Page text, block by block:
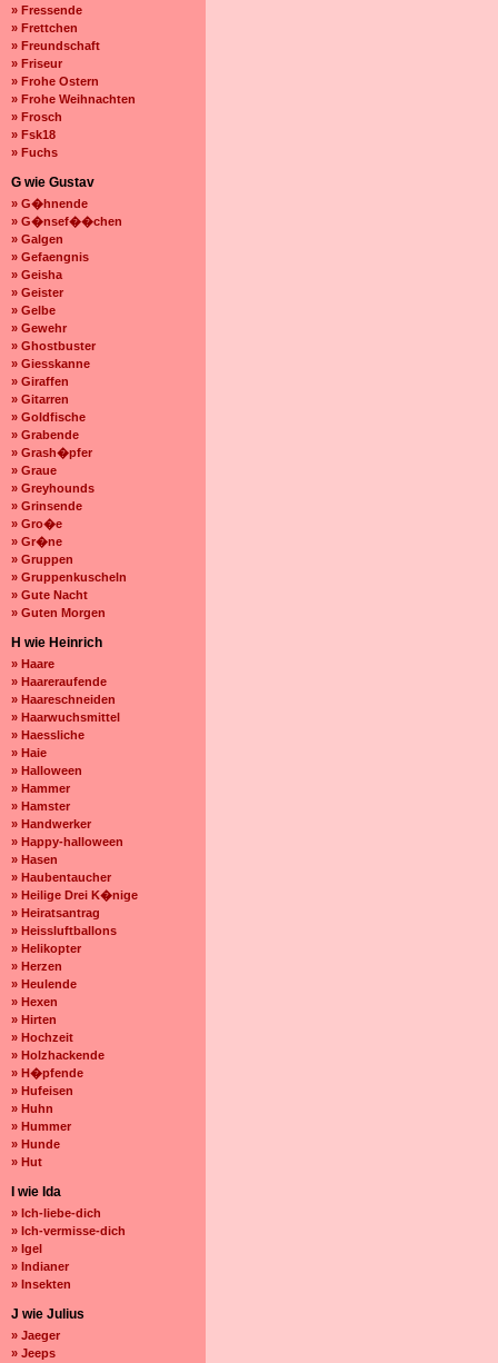
» Fressende
» Frettchen
» Freundschaft
» Friseur
» Frohe Ostern
» Frohe Weihnachten
» Frosch
» Fsk18
» Fuchs
G wie Gustav
» G�hnende
» G�nsef��chen
» Galgen
» Gefaengnis
» Geisha
» Geister
» Gelbe
» Gewehr
» Ghostbuster
» Giesskanne
» Giraffen
» Gitarren
» Goldfische
» Grabende
» Grash�pfer
» Graue
» Greyhounds
» Grinsende
» Gro�e
» Gr�ne
» Gruppen
» Gruppenkuscheln
» Gute Nacht
» Guten Morgen
H wie Heinrich
» Haare
» Haareraufende
» Haareschneiden
» Haarwuchsmittel
» Haessliche
» Haie
» Halloween
» Hammer
» Hamster
» Handwerker
» Happy-halloween
» Hasen
» Haubentaucher
» Heilige Drei K�nige
» Heiratsantrag
» Heissluftballons
» Helikopter
» Herzen
» Heulende
» Hexen
» Hirten
» Hochzeit
» Holzhackende
» H�pfende
» Hufeisen
» Huhn
» Hummer
» Hunde
» Hut
I wie Ida
» Ich-liebe-dich
» Ich-vermisse-dich
» Igel
» Indianer
» Insekten
J wie Julius
» Jaeger
» Jeeps